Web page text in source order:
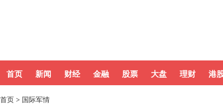
首页 新闻 财经 金融 股票 大盘 理财 港
首页 > 国际军情